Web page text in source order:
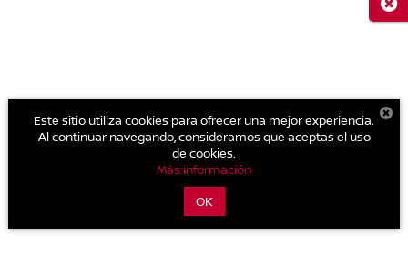
Este sitio utiliza cookies para ofrecer una mejor experiencia.
Al continuar navegando, consideramos que aceptas el uso
de cookies.
Más información
OK